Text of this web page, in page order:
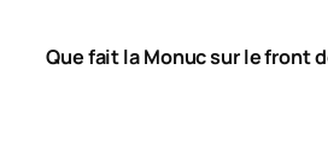
Que fait la Monuc sur le front